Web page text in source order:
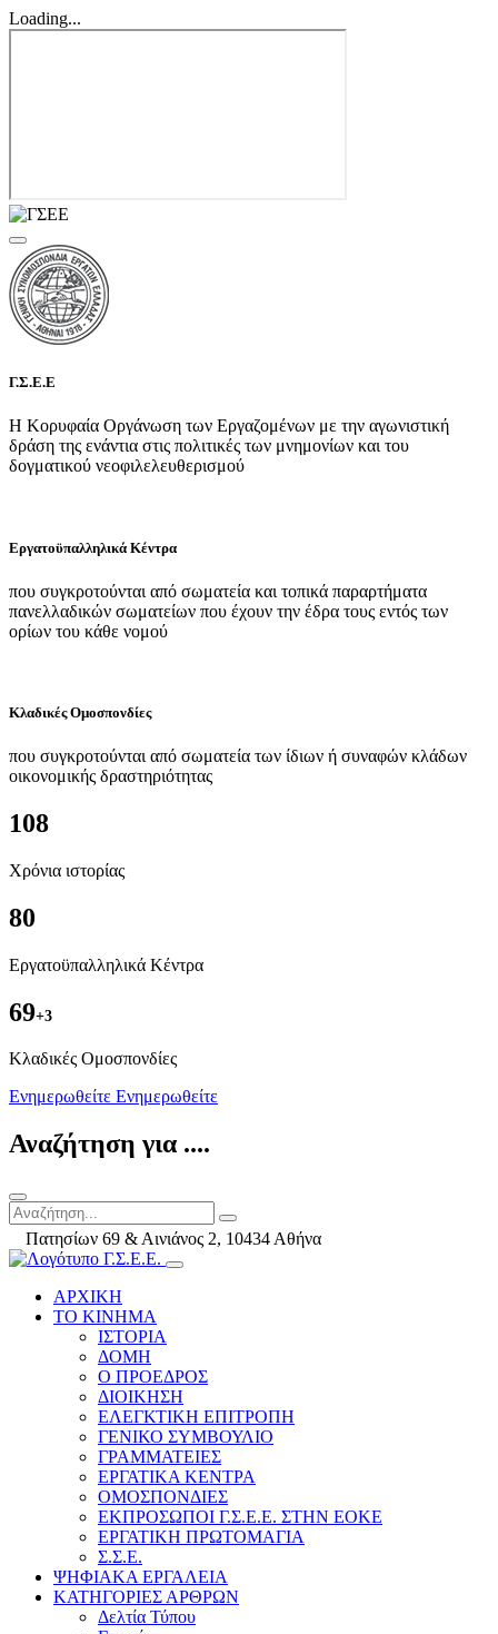
Loading...
Γ.Σ.Ε.Ε
Η Κορυφαία Οργάνωση των Εργαζομένων με την αγωνιστική
δράση της ενάντια στις πολιτικές των μνημονίων και του
δογματικού νεοφιλελευθερισμού
Εργατοϋπαλληλικά Κέντρα
που συγκροτούνται από σωματεία και τοπικά παραρτήματα
πανελλαδικών σωματείων που έχουν την έδρα τους εντός των
ορίων του κάθε νομού
Κλαδικές Ομοσπονδίες
που συγκροτούνται από σωματεία των ίδιων ή συναφών κλάδων
οικονομικής δραστηριότητας
108
Χρόνια ιστορίας
80
Εργατοϋπαλληλικά Κέντρα
69+3
Kλαδικές Ομοσπονδίες
Ενημερωθείτε Ενημερωθείτε
Αναζήτηση για ....
Πατησίων 69 & Αινιάνος 2, 10434 Αθήνα
ΑΡΧΙΚΗ
ΤΟ ΚΙΝΗΜΑ
ΙΣΤΟΡΙΑ
ΔΟΜΗ
Ο ΠΡΟΕΔΡΟΣ
ΔΙΟΙΚΗΣΗ
ΕΛΕΓΚΤΙΚΗ ΕΠΙΤΡΟΠΗ
ΓΕΝΙΚΟ ΣΥΜΒΟΥΛΙΟ
ΓΡΑΜΜΑΤΕΙΕΣ
ΕΡΓΑΤΙΚΑ ΚΕΝΤΡΑ
ΟΜΟΣΠΟΝΔΙΕΣ
ΕΚΠΡΟΣΩΠΟΙ Γ.Σ.Ε.Ε. ΣΤΗΝ ΕΟΚΕ
ΕΡΓΑΤΙΚΗ ΠΡΩΤΟΜΑΓΙΑ
Σ.Σ.Ε.
ΨΗΦΙΑΚΑ ΕΡΓΑΛΕΙΑ
ΚΑΤΗΓΟΡΙΕΣ ΑΡΘΡΩΝ
Δελτία Τύπου